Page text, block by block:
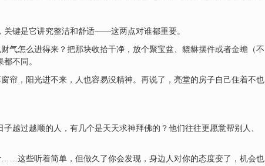
关键是它讲究整洁和舒适——这两点对谁都重要。
气怎么进得来？把那块收拾干净，放个聚宝盆、 貔貅摆件或者金蟾 （不
不同。
帘，阳光进不来，人也容易没精神。再说了，亮堂的房子自己住着不也
越过越顺的人，有几个是天天求神拜佛的？他们往往更愿意帮别人、
这些听着简单，但做久了你会发现，身边人对你的态度变了，机会也